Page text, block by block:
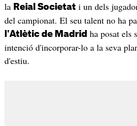
la Reial Societati un dels
del campionat. El seu talent no ha
l'Atlètic de Madrid ha posat els
intenció d'incorporar-lo a la seva
d'estiu.